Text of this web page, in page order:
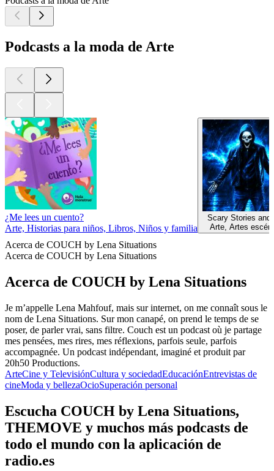
Podcasts a la moda de Arte
¿Me lees un cuento?
Arte, Historias para niños, Libros, Niños y familia
Scary Stories and
Arte, Artes
Acerca de COUCH by Lena Situations
Acerca de COUCH by Lena Situations
Acerca de COUCH by Lena Situations
Je m’appelle Lena Mahfouf, mais sur internet, on me connaît sous le
nom de Lena Situations. Sur mon canapé, on prend le temps de se
poser, de parler vrai, sans filtre. Couch est un podcast où je partage
mes pensées, mes rires, mes réflexions, parfois seule, parfois
accompagnée. Un podcast indépendant, imaginé et produit par
20h50 Productions.
ArteCine y TelevisiónCultura y sociedadEducaciónEntrevistas de
cineModa y bellezaOcioSuperación personal
Escucha COUCH by Lena Situations,
THEMOVE y muchos más podcasts de
todo el mundo con la aplicación de
radio.es